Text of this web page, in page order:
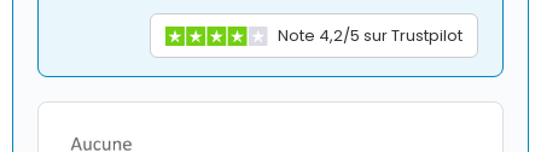
Note 4,2/5 sur Trustpilot